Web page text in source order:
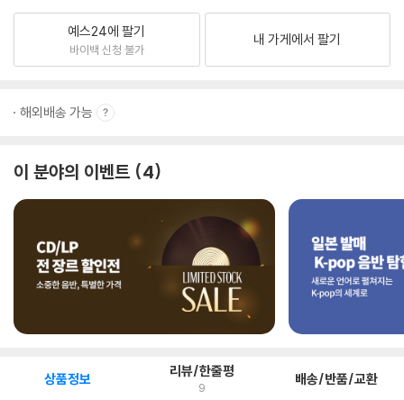
예스24에 팔기
바이백 신청 불가
내 가게에서 팔기
해외배송 가능
이 분야의 이벤트 4
상품정보 리뷰/한줄평
9 배송/반품/교환